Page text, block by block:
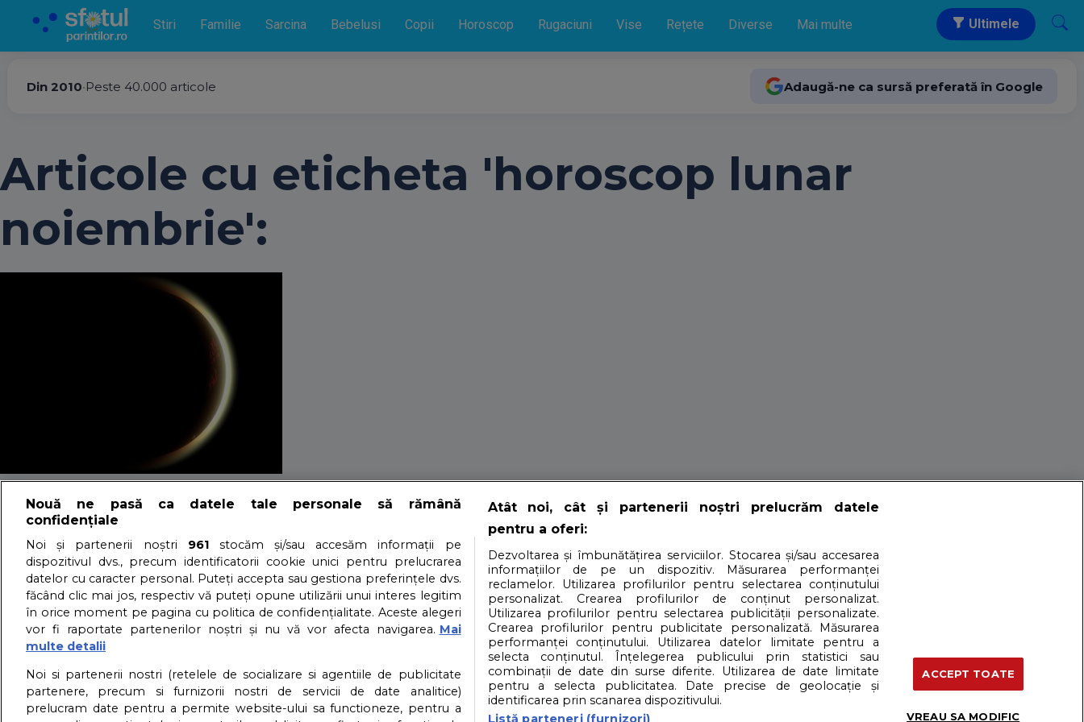
Stiri Familie Sarcina Bebelusi Copii Horoscop Rugaciuni Vise Rețete Diverse Mai multe Ultimele
Din 2010•Peste 40.000 articole Adaugă-ne ca sursă preferată în Google
Articole cu eticheta 'horoscop lunar
noiembrie':
Horoscop lunar NOIEMBRIE 2022. O luna EXTREM DE
PUTERNICA cum rar apare! La ce sa ne asteptam?
29/10/2022 - Adriana Vaduva - Vizualizari:111715
Iata horoscop lunar noiembrie 2022, penultima luna dintr-un an super intens din punct de vedere astrologic. Evenimentele urmatoare nu se anunta mai putin intense!
About us – Despre noi Contact Partener: Depositphotos.com Partener: Dreamstime
GDPR – Confidentialitatea datelor cu caracter personal Politica cookies
Nouă ne pasă ca datele tale personale să rămână
confidențiale
Noi și partenerii noștri 961stocăm și/sau accesăm informații pe
dispozitivul dvs., precum identificatorii cookie unici pentru prelucrarea
datelor cu caracter personal. Puteți accepta sau gestiona preferințele dvs.
făcând clic mai jos, respectiv vă puteți opune utilizării unui interes legitim
în orice moment pe pagina cu politica de confidențialitate. Aceste alegeri
vor fi raportate partenerilor noștri și nu vă vor afecta navigarea. Mai
multe detalii
Noi si partenerii nostri (retelele de socializare si agentiile de publicitate
partenere, precum si furnizorii nostri de servicii de date analitice)
prelucram date pentru a permite website-ului sa functioneze, pentru a
Atât noi, cât și partenerii noștri prelucrăm datele
pentru a oferi:
Dezvoltarea și îmbunătățirea serviciilor. Stocarea și/sau accesarea
informațiilor de pe un dispozitiv. Măsurarea performanței
reclamelor. Utilizarea profilurilor pentru selectarea conținutului
personalizat. Crearea profilurilor de conținut personalizat.
Utilizarea profilurilor pentru selectarea publicității personalizate.
Crearea profilurilor pentru publicitate personalizată. Măsurarea
performanței conținutului. Utilizarea datelor limitate pentru a
selecta conținutul. Înțelegerea publicului prin statistici sau
combinații de date din surse diferite. Utilizarea de date limitate
pentru a selecta publicitatea. Date precise de geolocație și
identificarea prin scanarea dispozitivului.
Listă parteneri (furnizori)
ACCEPT TOATE
VREAU SA MODIFIC